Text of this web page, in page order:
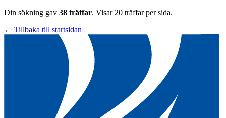
Din sökning gav 38 träffar. Visar 20 träffar per sida.
← Tillbaka till startsidan